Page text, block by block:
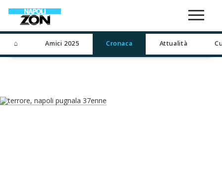
⌂ Amici 2025 Cronaca Attualità